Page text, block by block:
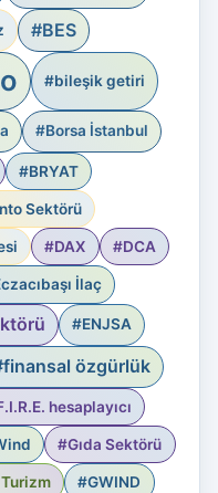
#BES
#bileşik getiri
#Borsa İstanbul
#BRYAT
Sektörü
#DAX #DCA
İlaç
#ENJSA
özgürlük
hesaplayıcı
#Gıda Sektörü
#GWIND